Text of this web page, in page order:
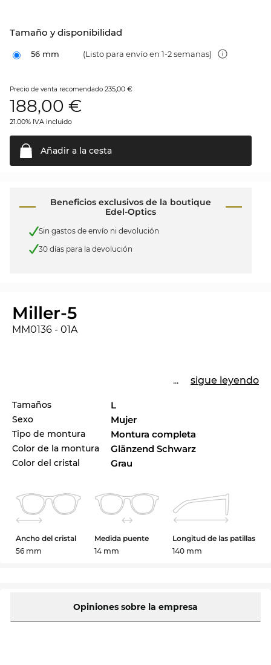
Tamaño y disponibilidad
56 mm (Listo para envío en 1-2 semanas)
Precio de venta recomendado 235,00 €
188,00 €
21.00% IVA incluido
Añadir a la cesta
Beneficios exclusivos de la boutique
Edel-Optics
Sin gastos de envío ni devolución
30 días para la devolución
Miller-5
MM0136 - 01A
... sigue leyendo
Tamaños L
Sexo Mujer
Tipo de montura Montura completa
Color de la montura Glänzend Schwarz
Color del cristal Grau
Ancho del cristal
56 mm
Medida puente
14 mm
Longitud de las patillas
140 mm
Opiniones sobre la empresa